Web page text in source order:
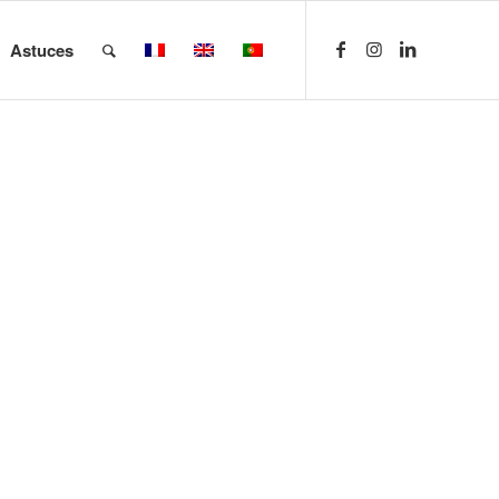
Astuces